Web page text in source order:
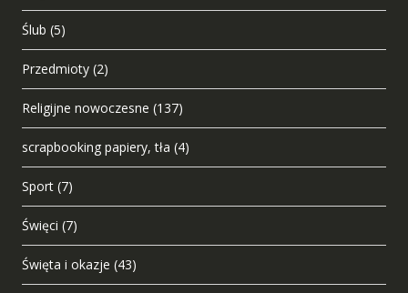
Ślub (5)
Przedmioty (2)
Religijne nowoczesne (137)
scrapbooking papiery, tła (4)
Sport (7)
Święci (7)
Święta i okazje (43)